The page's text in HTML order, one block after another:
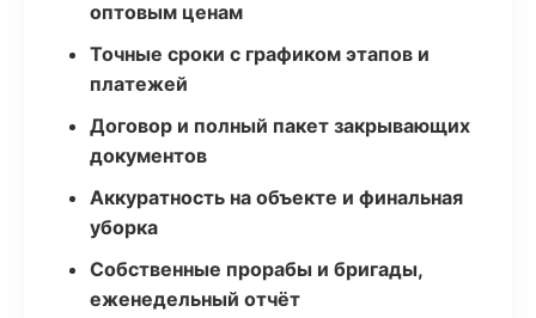
оптовым ценам
Точные сроки с графиком этапов и
платежей
Договор и полный пакет закрывающих
документов
Аккуратность на объекте и финальная
уборка
Собственные прорабы и бригады,
еженедельный отчёт